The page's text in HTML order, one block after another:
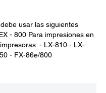
usar las siguientes
- 800 Para impresiones en
- LX-810 - LX-
- FX-86e/800